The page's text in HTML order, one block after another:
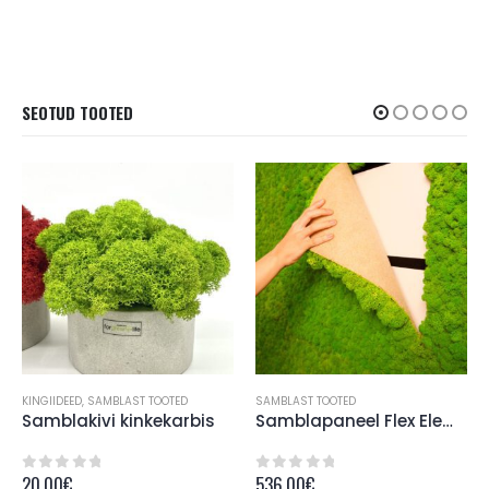
SEOTUD TOOTED
KINGIIDEED, SAMBLAST TOOTED
Samblakivi kinkekarbis
0out of 5
SAMBLAST TOOTED
Samblapaneel Flex Element S 4 paneeli
0out of 5